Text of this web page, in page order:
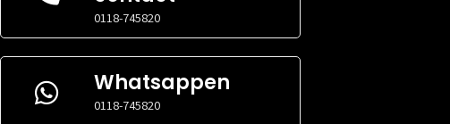
0118-745820
Whatsappen
0118-745820